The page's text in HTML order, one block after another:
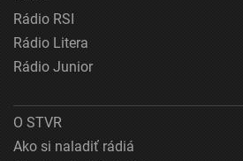
Rádio RSI
Rádio Litera
Rádio Junior
O STVR
Ako si naladiť rádiá